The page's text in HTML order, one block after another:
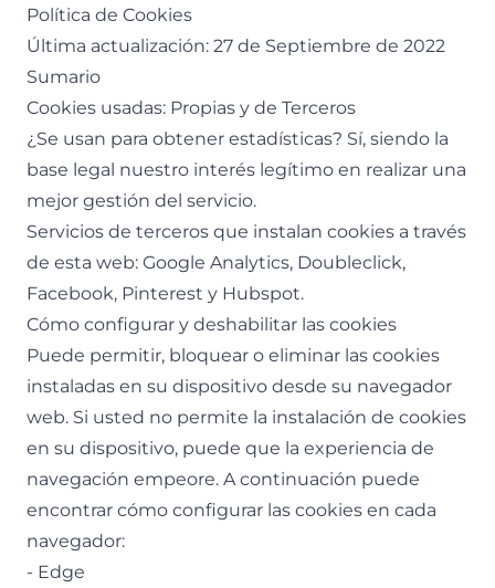
Política de Cookies
Última actualización: 27 de Septiembre de 2022
Sumario
Cookies usadas: Propias y de Terceros
¿Se usan para obtener estadísticas? Sí, siendo la
base legal nuestro interés legítimo en realizar una
mejor gestión del servicio.
Servicios de terceros que instalan cookies a través
de esta web: Google Analytics, Doubleclick,
Facebook, Pinterest y Hubspot.
Cómo configurar y deshabilitar las cookies
Puede permitir, bloquear o eliminar las cookies
instaladas en su dispositivo desde su navegador
web. Si usted no permite la instalación de cookies
en su dispositivo, puede que la experiencia de
navegación empeore. A continuación puede
encontrar cómo configurar las cookies en cada
navegador:
- Edge